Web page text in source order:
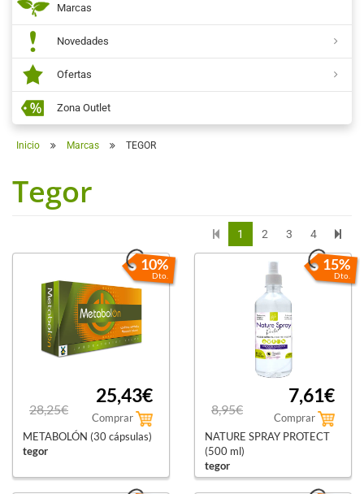
Marcas
Novedades
Ofertas
Zona Outlet
Inicio Marcas TEGOR
Tegor
1 2 3 4
10%
Dto.
28,25€
25,43€
Comprar
METABOLÓN (30 cápsulas)
tegor
15%
Dto.
8,95€
7,61€
Comprar
NATURE SPRAY PROTECT
(500 ml)
tegor